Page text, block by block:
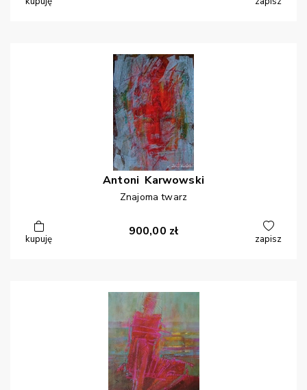
Antoni Karwowski
Znajoma twarz
kupuję
900,00 zł
zapisz